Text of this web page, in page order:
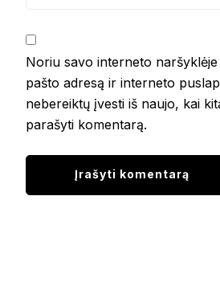
Noriu savo interneto
pašto adresą ir interneto
nebereiktų įvesti iš naujo, kai
parašyti komentarą.